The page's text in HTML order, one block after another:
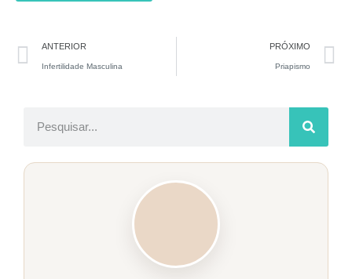
ANTERIOR
Infertilidade Masculina
PRÓXIMO
Priapismo